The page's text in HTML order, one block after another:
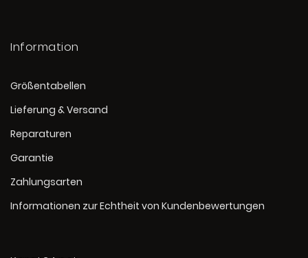
Information
Größentabellen
Lieferung & Versand
Reparaturen
Garantie
Zahlungsarten
Informationen zur Echtheit von Kundenbewertungen